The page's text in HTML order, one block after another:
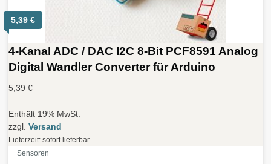
5,39 €
4-Kanal ADC / DAC I2C 8-Bit PCF8591 Analog
Digital Wandler Converter für Arduino
5,39 €
Enthält 19% MwSt.
zzgl. Versand
Lieferzeit: sofort lieferbar
Sensoren